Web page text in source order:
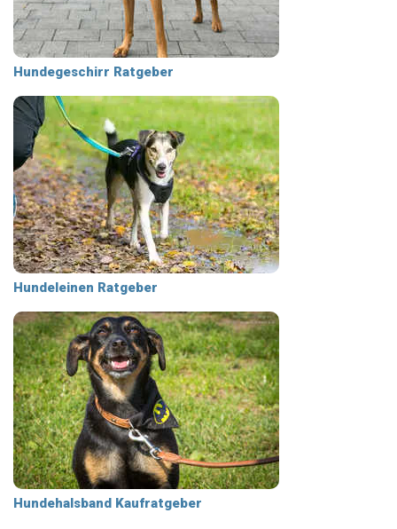
Hundegeschirr Ratgeber
Hundeleinen Ratgeber
Hundehalsband Kaufratgeber